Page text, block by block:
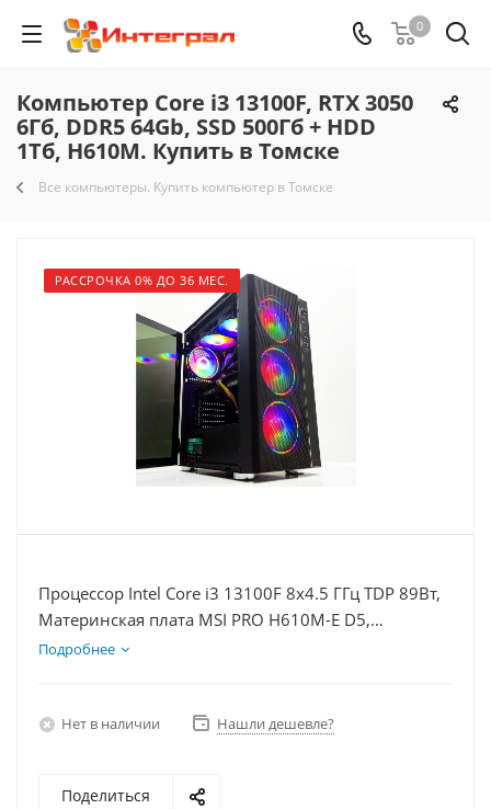
0
Компьютер Core i3 13100F, RTX 3050
6Гб, DDR5 64Gb, SSD 500Гб + HDD
1Тб, H610M. Купить в Томске
Все компьютеры. Купить компьютер в Томске
РАССРОЧКА 0% ДО 36 МЕС.
Процессор Intel Core i3 13100F 8x4.5 ГГц TDP 89Вт,
Материнская плата MSI PRO H610M-E D5,
Видеокарта RTX 3050 6Гб, Память DDR5 64Gb,
Подробнее
Нет в наличии Нашли дешевле?
Поделиться